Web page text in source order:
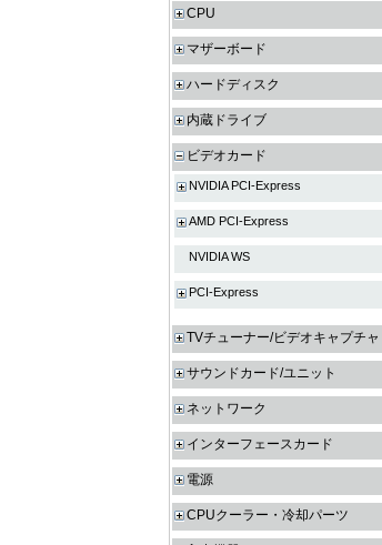
CPU
マザーボード
ハードディスク
内蔵ドライブ
ビデオカード
NVIDIA PCI-Express
AMD PCI-Express
NVIDIA WS
PCI-Express
TVチューナー/ビデオキャプチャ
サウンドカード/ユニット
ネットワーク
インターフェースカード
電源
CPUクーラー・冷却パーツ